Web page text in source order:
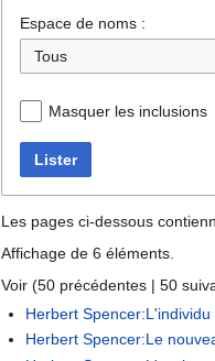
Espace de noms :
Tous
Masquer les inclusions
Lister
Les pages ci-dessous
Affichage de 6 éléments.
Voir (50 précédentes | 50
Herbert
Herbert Spencer:Le